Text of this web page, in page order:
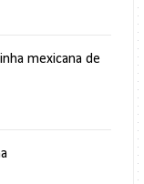
mexicana de